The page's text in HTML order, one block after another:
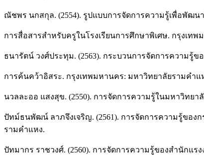
ณัชพร นกสกุล. (2554). รูปแบบการจัดการความรู้เพื่อพัฒ
การสื่อสารสำหรับครูในโรงเรียนการศึกษาพิเศษ. กรุงเท
ธนารัตน์ วงศ์ประทุม. (2563). กระบวนการจัดการความรู้
การค้นคว้าอิสระ. กรุงเทพมหานคร: มหาวิทยาลัยรามคำแ
นวลละออ แสงสุข. (2550). การจัดการความรู้ในมหาวิทย
ปัทม์ธนพัฒน์ ลาภจึงเจริญ. (2561). การจัดการความรู้ขอ
รามคำแหง.
ปัทมากร ราชวงศ์. (2560). การจัดการความรู้ของสำนักแ